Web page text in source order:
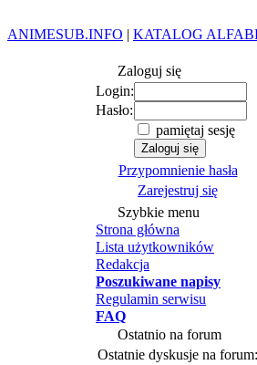
ANIMESUB.INFO | KATALOG
Zaloguj się
Login:
Hasło:
pamiętaj sesję
Przypomnienie hasła
Zarejestruj się
Szybkie menu
Strona główna
Lista użytkowników
Redakcja
Poszukiwane napisy
Regulamin serwisu
FAQ
Ostatnio na forum
Ostatnie dyskusje na forum: